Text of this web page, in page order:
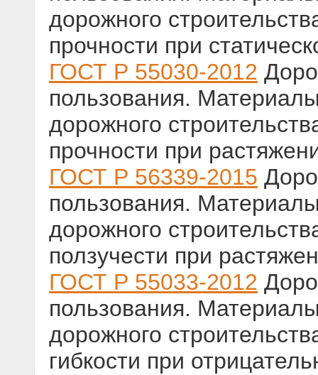
дорожного
прочности при
ГОСТ Р 55030-2012
пользования.
дорожного
прочности при
ГОСТ Р 56339-2015
пользования.
дорожного
ползучести при
ГОСТ Р 55033-2012
пользования.
дорожного
гибкости при